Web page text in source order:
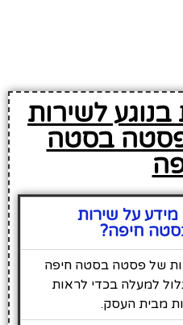
לשירות
בסטה
על שירות
חיפה?
של פסטה בסטה חיפה
למעלה בכדי לראות
מבית העסק.